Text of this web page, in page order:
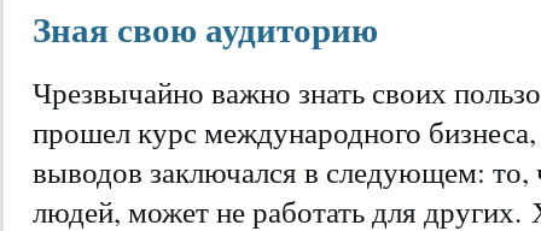
Зная свою аудиторию
Чрезвычайно важно знать своих
прошел курс международного
выводов заключался в следующем: то,
людей, может не работать для